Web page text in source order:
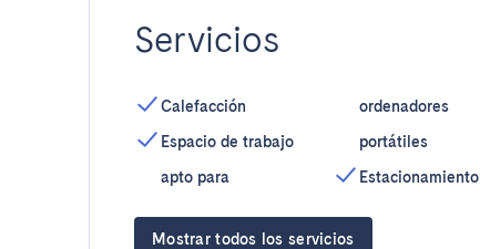
Servicios
Calefacción
Espacio de trabajo
apto para
ordenadores
portátiles
Estacionamiento
Mostrar todos los servicios